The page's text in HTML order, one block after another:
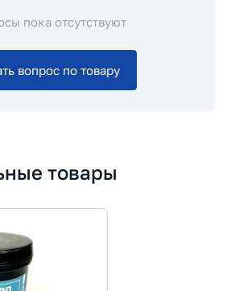
пока отсутствуют
вопрос по товару
товары